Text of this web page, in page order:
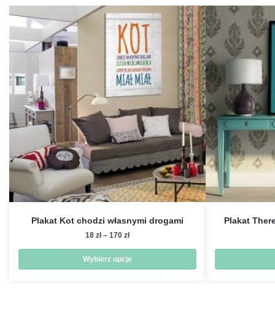
Plakat Kot chodzi własnymi drogami
18 zł – 170 złZakres
od
18 zł
Wybierz opcje
Plakat